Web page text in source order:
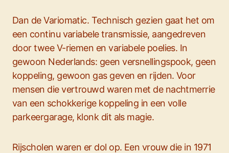
Dan de Variomatic. Technisch gezien gaat het om
een continu variabele transmissie, aangedreven
door twee V-riemen en variabele poelies. In
gewoon Nederlands: geen versnellingspook, geen
koppeling, gewoon gas geven en rijden. Voor
mensen die vertrouwd waren met de nachtmerrie
van een schokkerige koppeling in een volle
parkeergarage, klonk dit als magie.
Rijscholen waren er dol op. Een vrouw die in 1971